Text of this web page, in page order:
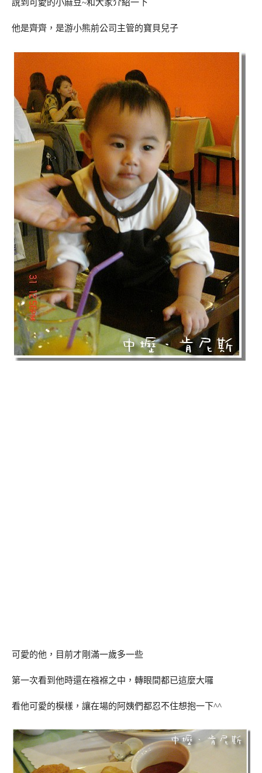
說到可愛的小麻豆~和大家介紹一下
他是齊齊，是游小熊前公司主管的寶貝兒子
可愛的他，目前才剛滿一歲多一些
第一次看到他時還在襁褓之中，轉眼間都已這麼大囉
看他可愛的模樣，讓在場的阿姨們都忍不住想抱一下^^